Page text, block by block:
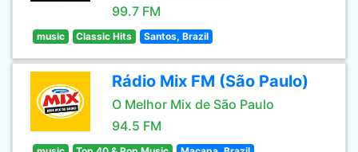
99.7 FM
music Classic Hits Santos, Brazil
Rádio Mix FM (São Paulo)
O Melhor Mix de São Paulo
94.5 FM